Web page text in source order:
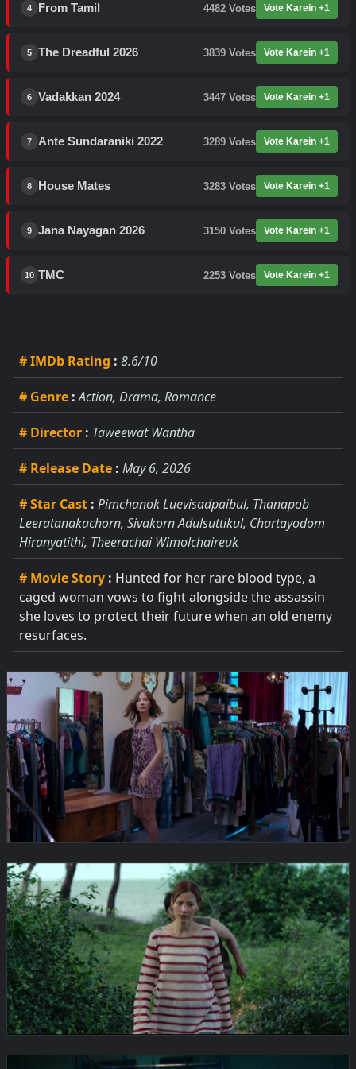
4 From Tamil 4482 Votes Vote Karein +1
5 The Dreadful 2026 3839 Votes Vote Karein +1
6 Vadakkan 2024 3447 Votes Vote Karein +1
7 Ante Sundaraniki 2022 3289 Votes Vote Karein +1
8 House Mates 3283 Votes Vote Karein +1
9 Jana Nayagan 2026 3150 Votes Vote Karein +1
10 TMC 2253 Votes Vote Karein +1
# IMDb Rating : 8.6/10
# Genre : Action, Drama, Romance
# Director : Taweewat Wantha
# Release Date : May 6, 2026
# Star Cast : Pimchanok Luevisadpaibul, Thanapob
Leeratanakachorn, Sivakorn Adulsuttikul, Chartayodom
Hiranyatithi, Theerachai Wimolchaireuk
# Movie Story : Hunted for her rare blood type, a
caged woman vows to fight alongside the assassin
she loves to protect their future when an old enemy
resurfaces.